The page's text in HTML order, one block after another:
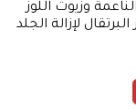
وزيوت اللوز
لإزالة الجلد